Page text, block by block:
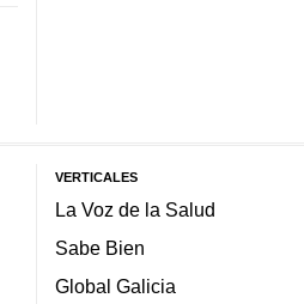
VERTICALES
La Voz de la Salud
Sabe Bien
Global Galicia